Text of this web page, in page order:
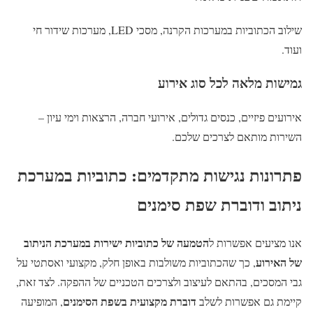
שילוב הכתוביות במערכות הקרנה, מסכי LED, מערכות שידור חי
ועוד.
גמישות מלאה לכל סוג אירוע
אירועים פיזיים, כנסים גדולים, אירועי חברה, הרצאות וימי עיון –
השירות מותאם לצרכים שלכם.
פתרונות נגישות מתקדמים: כתוביות במערכת
ניתוב ודוברת שפת סימנים
אנו מציעים אפשרות להטמעה של כתוביות ישירות במערכת הניתוב
של האירוע, כך שהכתוביות משולבות באופן חלק, מקצועי ואסתטי על
גבי המסכים, בהתאם לעיצוב ולצרכים הטכניים של ההפקה. לצד זאת,
קיימת גם אפשרות לשלב דוברת מקצועית בשפת הסימנים, המופיעה